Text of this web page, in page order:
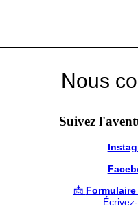
Nous
Suivez
📩